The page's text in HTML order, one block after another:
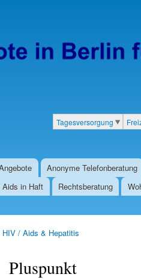
Kategorien
Tagesversorgung
Anonyme Telefonberatung
Aids in Haft Rechtsberatung
HIV / Aids & Hepatitis
Pluspunkt